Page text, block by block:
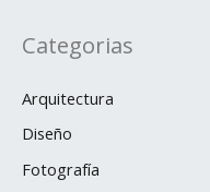
Categorias
Arquitectura
Diseño
Fotografía